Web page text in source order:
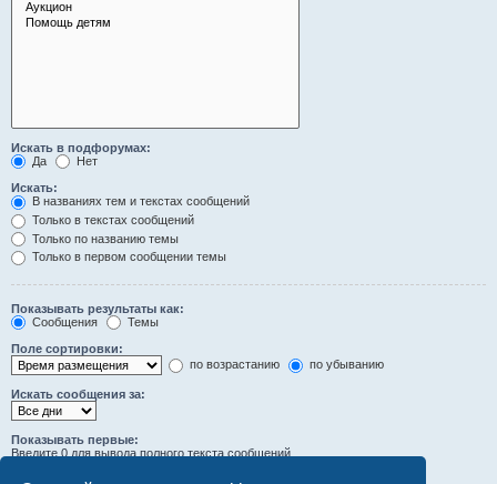
Искать в подфорумах:
Да
Нет
Искать:
В названиях тем и текстах сообщений
Только в текстах сообщений
Только по названию темы
Только в первом сообщении темы
Показывать результаты как:
Сообщения
Темы
Поле сортировки:
по возрастанию
по убыванию
Искать сообщения за:
Показывать первые:
Введите 0 для вывода полного текста сообщений.